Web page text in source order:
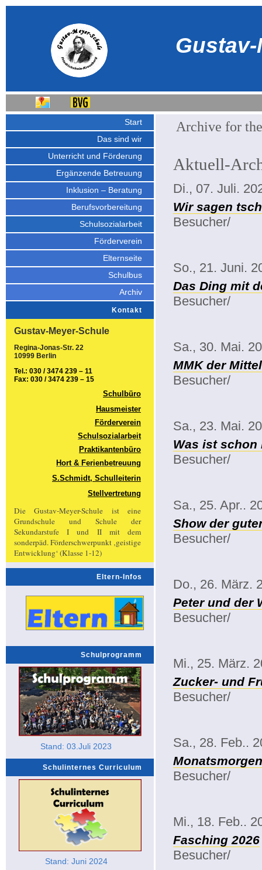
Start
Das sind wir
Unterricht und Förderung
Ergänzende Betreuung
Inklusion – Beratung
Berufsvorbereitung
Schulsozialarbeit
Förderverein
Elternseite
Schulbus
Archiv
Kontakt
Gustav-Meyer-Schule
Regina-Jonas-Str. 22
10999 Berlin
Tel.: 030 / 3474 239 – 11
Fax: 030 / 3474 239 – 15
Schulbüro
Hausmeister
Förderverein
Schulsozialarbeit
Praktikantenbüro
Hort & Ferienbetreuung
S.Schmidt, Schulleiterin
Stellvertretung
Die Gustav-Meyer-Schule ist eine
Grundschule und Schule der
Sekundarstufe I und II mit dem
sonderpäd. Förderschwerpunkt ‚geistige
Entwicklung‘ (Klasse 1-12)
Eltern-Infos
Schulprogramm
Stand: 03.Juli 2023
Schulinternes Curriculum
Stand: Juni 2024
Archive for
Aktuell-
Di., 07. Juli.
Wir sagen
Besucher/
So., 21. Juni.
Das Ding mit
Besucher/
Sa., 30. Mai.
MMK der
Besucher/
Sa., 23. Mai.
Was ist schon
Besucher/
Sa., 25. Apr..
Show der
Besucher/
Do., 26. März.
Peter und der
Besucher/
Mi., 25. März.
Zucker- und
Besucher/
Sa., 28. Feb..
Besucher/
Mi., 18. Feb..
Fasching 2026
Besucher/